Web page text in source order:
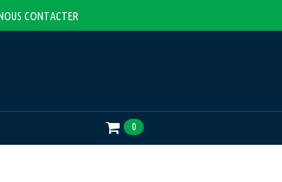
CONTACTER
0